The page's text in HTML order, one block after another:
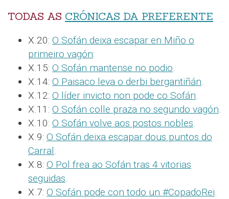
TODAS AS CRÓNICAS DA PREFERENTE
X.20: O Sofán deixa escapar en Miño o
primeiro vagón:
X.15: O Sofán mantense no podio.
X.14: O Paisaco leva o derbi bergantiñán.
X.12: O líder invicto non pode co Sofán.
X.11: O Sofán colle praza no segundo vagón.
X.10: O Sofán volve aos postos nobles.
X.9: O Sofán deixa escapar dous puntos do
Carral.
X.8: O Pol frea ao Sofán tras 4 vitorias
seguidas.
X.7: O Sofán pode con todo un #CopadoRei.